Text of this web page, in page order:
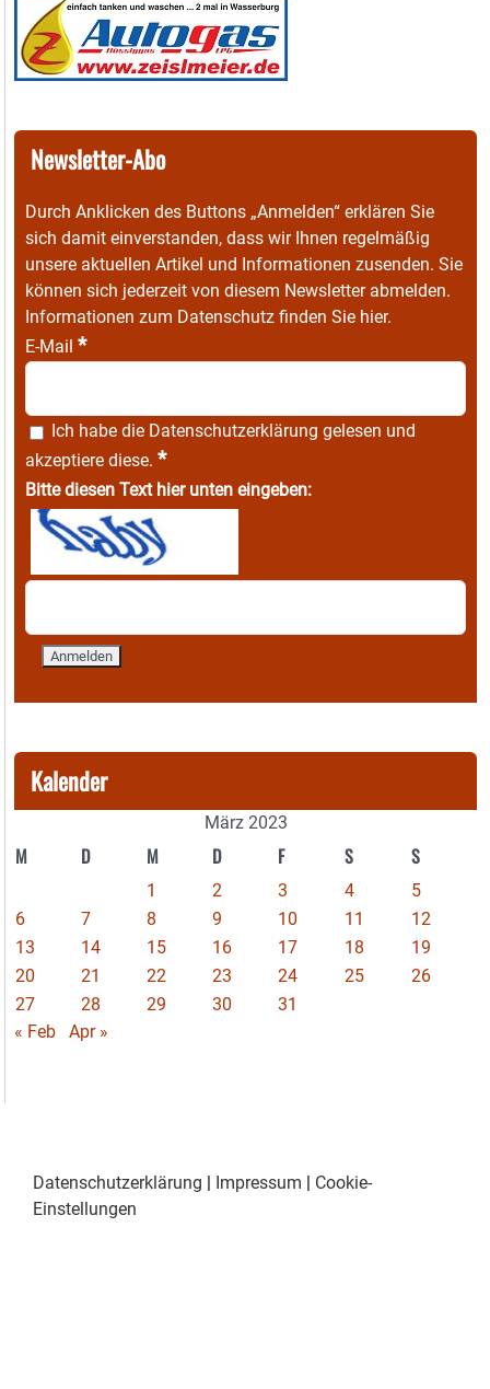
Newsletter-Abo
Durch Anklicken des Buttons „Anmelden“ erklären Sie
sich damit einverstanden, dass wir Ihnen regelmäßig
unsere aktuellen Artikel und Informationen zusenden. Sie
können sich jederzeit von diesem Newsletter abmelden.
Informationen zum Datenschutz finden Sie hier.
E-Mail *
Ich habe die Datenschutzerklärung gelesen und
akzeptiere diese. *
Bitte diesen Text hier unten eingeben:
Kalender
März 2023
M D M D F S S
1 2 3 4
5
6
7 8 9 10 11
12
13
14 15 16 17 18
19
20
21 22 23 24 25
26
27
28 29 30
31
« Feb
Apr »
Datenschutzerklärung Impressum
Cookie-
Einstellungen